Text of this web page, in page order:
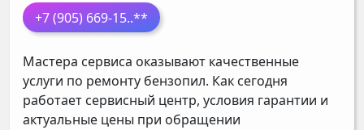
+7 (905) 669-15..**
Мастера сервиса оказывают качественные
услуги по ремонту бензопил. Как сегодня
работает сервисный центр, условия гарантии и
актуальные цены при обращении